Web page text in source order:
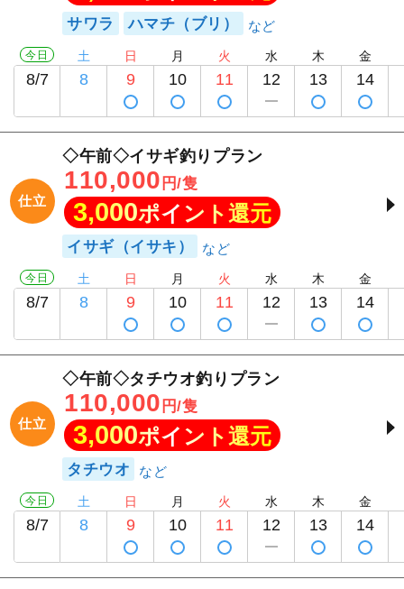
サワラ ハマチ（ブリ）
今日
8/7
土
8
日
9
月
10
火
11
水
12
木
13
金
14
仕立
◇午前◇イサギ釣りプラン
110,000 円/隻
3,000ポイント還元
イサギ（イサキ）
今日
8/7
土
8
日
9
月
10
火
11
水
12
木
13
金
14
仕立
◇午前◇タチウオ釣りプラン
110,000 円/隻
3,000ポイント還元
タチウオ
今日
8/7
土
8
日
9
月
10
火
11
水
12
木
13
金
14